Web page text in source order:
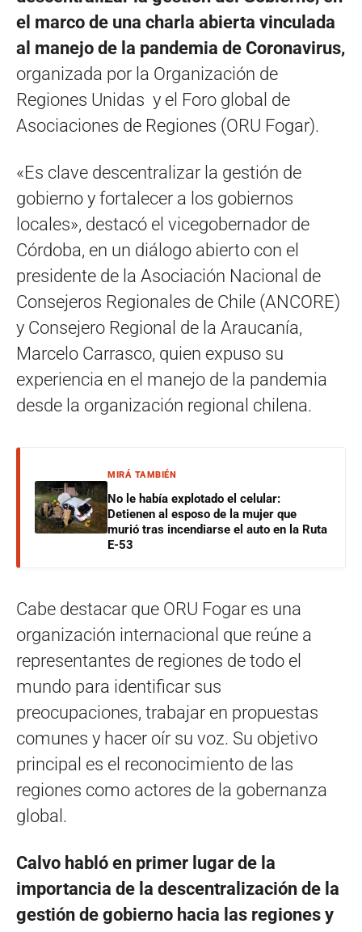
el marco de una charla abierta vinculada
al manejo de la pandemia de Coronavirus,
organizada por la Organización de
Regiones Unidas y el Foro global de
Asociaciones de Regiones (ORU Fogar).
«Es clave descentralizar la gestión de
gobierno y fortalecer a los gobiernos
locales», destacó el vicegobernador de
Córdoba, en un diálogo abierto con el
presidente de la Asociación Nacional de
Consejeros Regionales de Chile (ANCORE)
y Consejero Regional de la Araucanía,
Marcelo Carrasco, quien expuso su
experiencia en el manejo de la pandemia
desde la organización regional chilena.
MIRÁ TAMBIÉN
No le había explotado el celular:
Detienen al esposo de la mujer que
murió tras incendiarse el auto en la Ruta
E-53
Cabe destacar que ORU Fogar es una
organización internacional que reúne a
representantes de regiones de todo el
mundo para identificar sus
preocupaciones, trabajar en propuestas
comunes y hacer oír su voz. Su objetivo
principal es el reconocimiento de las
regiones como actores de la gobernanza
global.
Calvo habló en primer lugar de la
importancia de la descentralización de la
gestión de gobierno hacia las regiones y